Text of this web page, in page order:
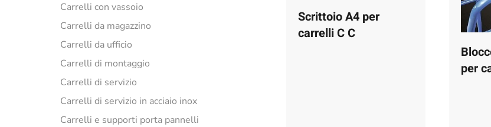
Carrelli con vassoio
Carrelli da magazzino
Carrelli da ufficio
Carrelli di montaggio
Carrelli di servizio
Carrelli di servizio in acciaio inox
Carrelli e supporti porta pannelli
Scrittoio A4 per
carrelli C C
per